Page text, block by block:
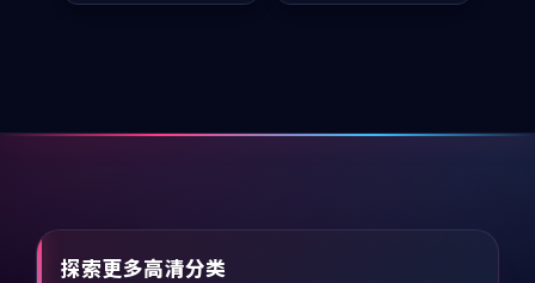
凑，值得推荐观看。
节奏紧凑，值得推荐观
探索更多高清分类